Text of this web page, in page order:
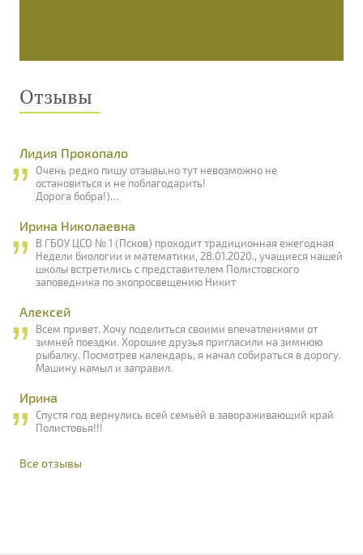
Отзывы
Лидия Прокопало
Очень редко пишу отзывы,но тут невозможно не
остановиться и не поблагодарить!
Дорога бобра!)…
Ирина Николаевна
В ГБОУ ЦСО № 1 (Псков) проходит традиционная ежегодная
Недели биологии и математики, 28.01.2020., учащиеся нашей
школы встретились с представителем Полистовского
заповедника по экопросвещению Никит
Алексей
Всем привет. Хочу поделиться своими впечатлениями от
зимней поездки. Хорошие друзья пригласили на зимнюю
рыбалку. Посмотрев календарь, я начал собираться в дорогу.
Машину намыл и заправил.
Ирина
Спустя год вернулись всей семьёй в завораживающий край
Полистовья!!!
Все отзывы